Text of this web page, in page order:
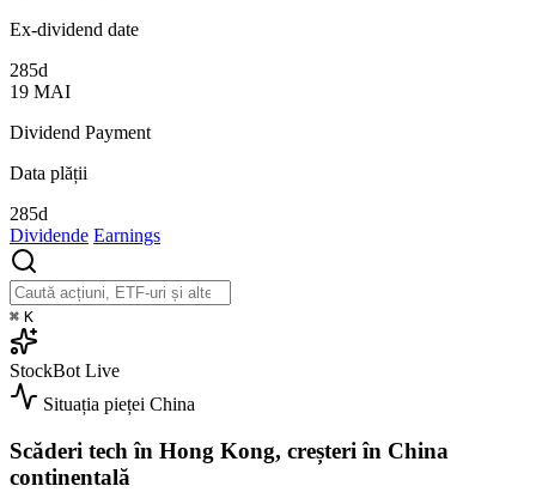
Ex-dividend date
285d
19 MAI
Dividend Payment
Data plății
285d
Dividende Earnings
⌘ K
StockBot Live
Situația pieței China
Scăderi tech în Hong Kong, creșteri în China
continentală